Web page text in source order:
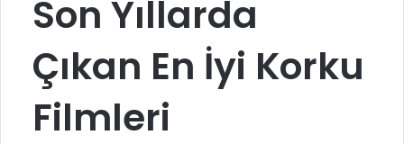
Son Yıllarda
Çıkan En İyi Korku
Filmleri